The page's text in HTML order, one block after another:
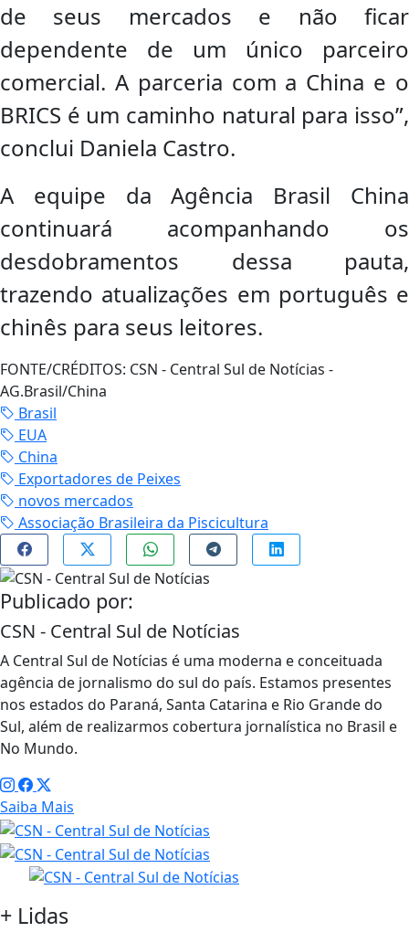
de seus mercados e não ficar
dependente de um único parceiro
comercial. A parceria com a China e o
BRICS é um caminho natural para isso”,
conclui Daniela Castro.
A equipe da Agência Brasil China
continuará acompanhando os
desdobramentos dessa pauta,
trazendo atualizações em português e
chinês para seus leitores.
FONTE/CRÉDITOS: CSN - Central Sul de Notícias -
AG.Brasil/China
Brasil
EUA
China
Exportadores de Peixes
novos mercados
Associação Brasileira da Piscicultura
Publicado por:
CSN - Central Sul de Notícias
A Central Sul de Notícias é uma moderna e conceituada
agência de jornalismo do sul do país. Estamos presentes
nos estados do Paraná, Santa Catarina e Rio Grande do
Sul, além de realizarmos cobertura jornalística no Brasil e
No Mundo.
Saiba Mais
+ Lidas